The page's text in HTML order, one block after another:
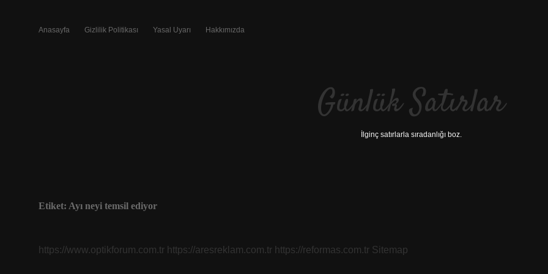
Anasayfa Gizlilik Politikası Yasal Uyarı Hakkımızda
Günlük Satırlar
İlginç satırlarla sıradanlığı boz.
Etiket: Ayı neyi temsil ediyor
https://www.optikforum.com.tr https://aresreklam.com.tr https://reformas.com.tr Sitemap